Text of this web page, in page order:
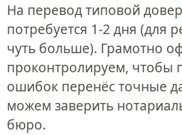
На перевод типовой
потребуется 1-2 дня (для
чуть больше). Грамотно
проконтролируем, чтобы
ошибок перенёс точные
можем заверить
бюро.